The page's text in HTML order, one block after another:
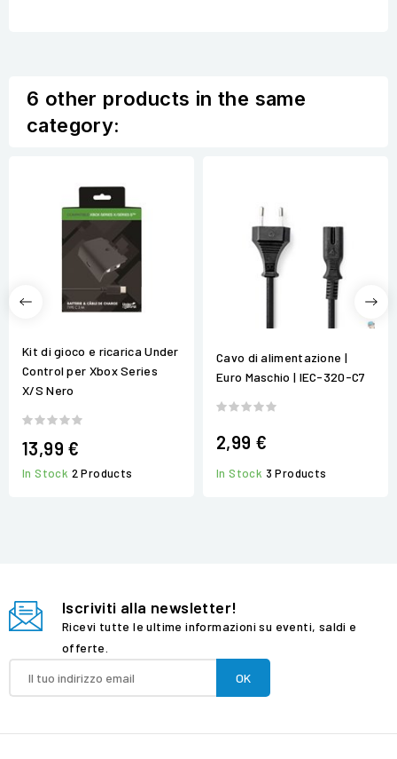
6 other products in the same
category:
Kit di gioco e ricarica Under
Control per Xbox Series
X/S Nero
13,99 €
In Stock 2 Products
Cavo di alimentazione |
Euro Maschio | IEC-320-C7
2,99 €
In Stock 3 Products
Iscriviti alla newsletter!
Ricevi tutte le ultime informazioni su eventi, saldi e
offerte.